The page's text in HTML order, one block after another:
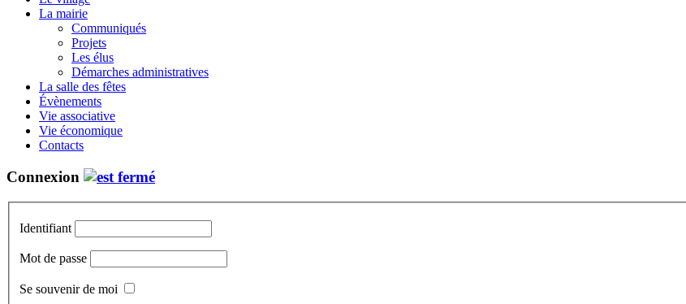
La mairie
Communiqués
Projets
Les élus
Démarches administratives
La salle des fêtes
Évènements
Vie associative
Vie économique
Contacts
Connexion
Identifiant
Mot de passe
Se souvenir de moi